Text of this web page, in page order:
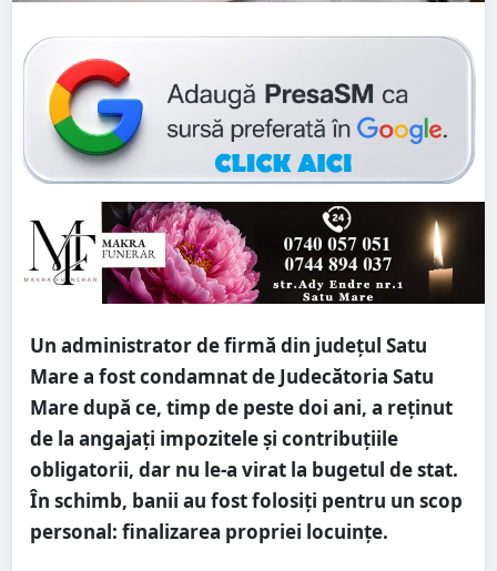
Un administrator de firmă din județul Satu
Mare a fost condamnat de Judecătoria Satu
Mare după ce, timp de peste doi ani, a reținut
de la angajați impozitele și contribuțiile
obligatorii, dar nu le-a virat la bugetul de stat.
În schimb, banii au fost folosiți pentru un scop
personal: finalizarea propriei locuințe.